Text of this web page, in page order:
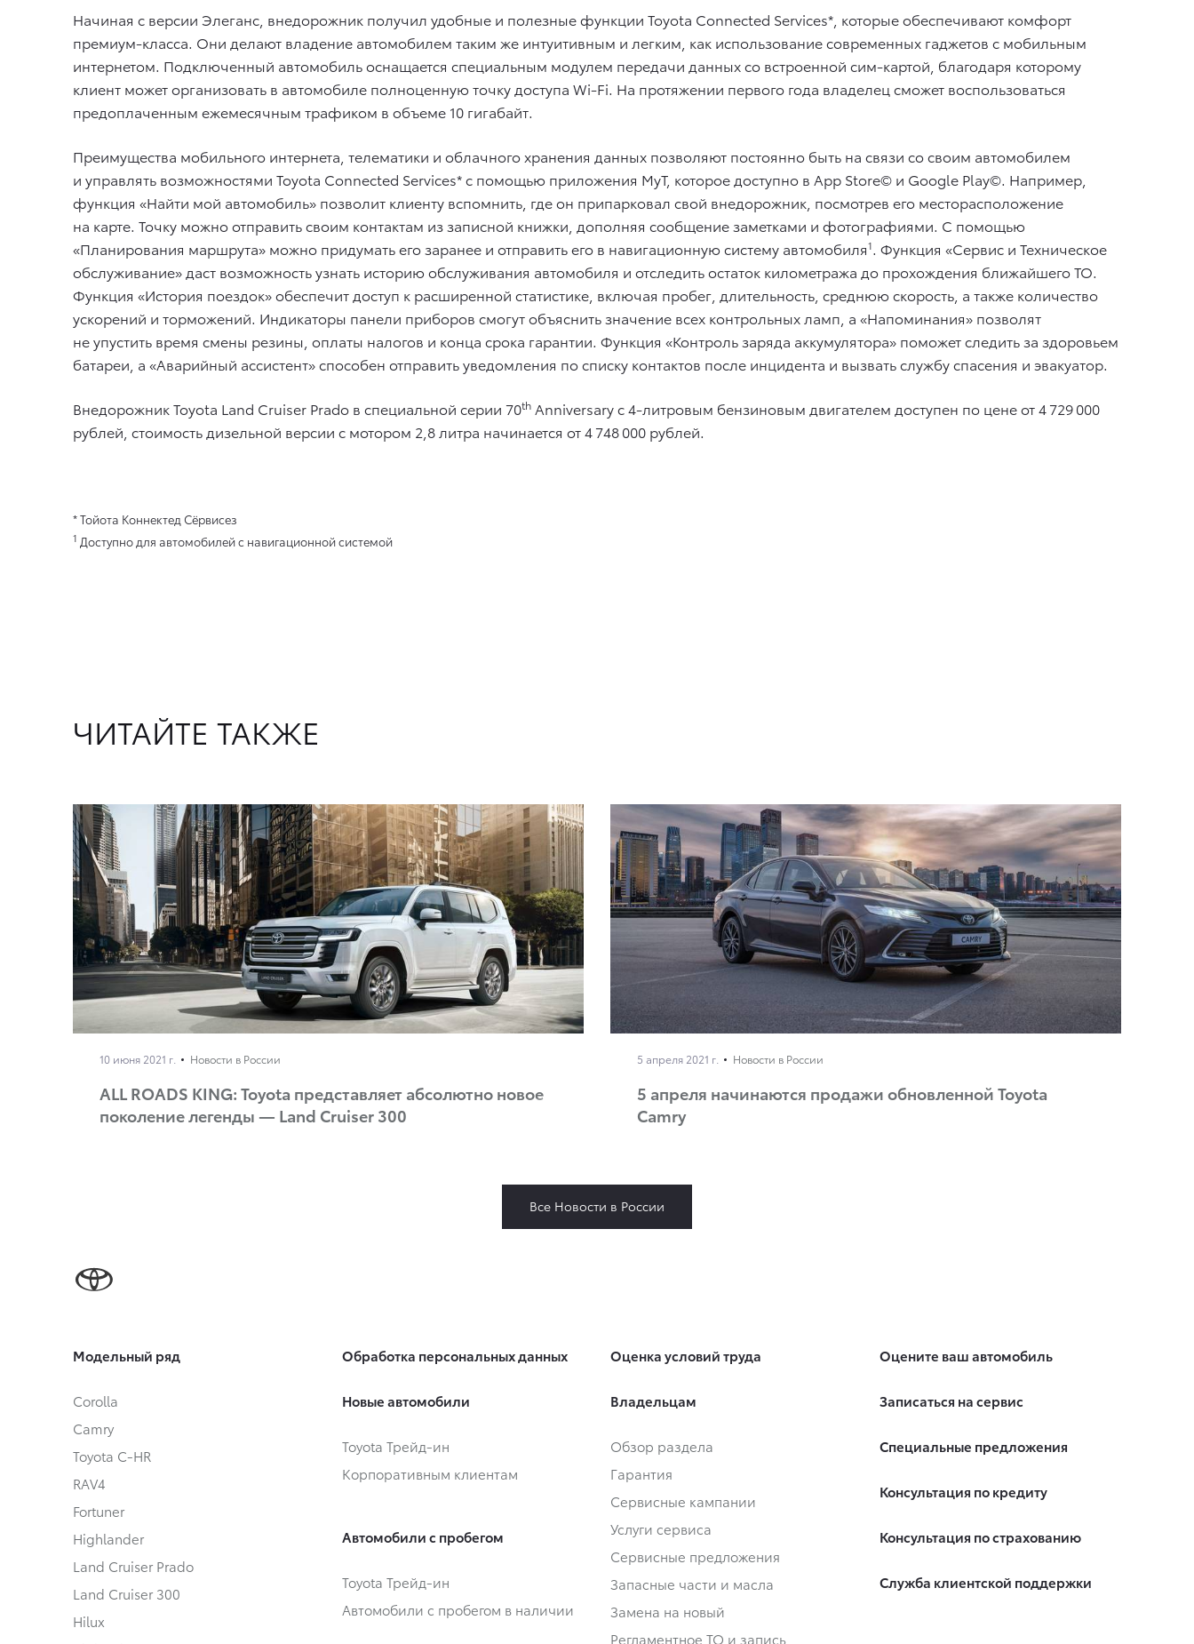
Начиная с версии Элеганс, внедорожник получил удобные и полезные функции Toyota Connected Services*, которые обеспечивают комфорт
премиум-класса. Они делают владение автомобилем таким же интуитивным и легким, как использование современных гаджетов с мобильным
интернетом. Подключенный автомобиль оснащается специальным модулем передачи данных со встроенной сим-картой, благодаря которому
клиент может организовать в автомобиле полноценную точку доступа Wi-Fi. На протяжении первого года владелец сможет воспользоваться
предоплаченным ежемесячным трафиком в объеме 10 гигабайт.
Преимущества мобильного интернета, телематики и облачного хранения данных позволяют постоянно быть на связи со своим автомобилем
и управлять возможностями Toyota Connected Services* с помощью приложения MyT, которое доступно в App Store© и Google Play©. Например,
функция «Найти мой автомобиль» позволит клиенту вспомнить, где он припарковал свой внедорожник, посмотрев его месторасположение
на карте. Точку можно отправить своим контактам из записной книжки, дополняя сообщение заметками и фотографиями. С помощью
«Планирования маршрута» можно придумать его заранее и отправить его в навигационную систему автомобиля1. Функция «Сервис и Техническое
обслуживание» даст возможность узнать историю обслуживания автомобиля и отследить остаток километража до прохождения ближайшего ТО.
Функция «История поездок» обеспечит доступ к расширенной статистике, включая пробег, длительность, среднюю скорость, а также количество
ускорений и торможений. Индикаторы панели приборов смогут объяснить значение всех контрольных ламп, а «Напоминания» позволят
не упустить время смены резины, оплаты налогов и конца срока гарантии. Функция «Контроль заряда аккумулятора» поможет следить за здоровьем
батареи, а «Аварийный ассистент» способен отправить уведомления по списку контактов после инцидента и вызвать службу спасения и эвакуатор.
Внедорожник Toyota Land Cruiser Prado в специальной серии 70th Anniversary c 4-литровым бензиновым двигателем доступен по цене от 4 729 000
рублей, стоимость дизельной версии с мотором 2,8 литра начинается от 4 748 000 рублей.
* Тойота Коннектед Сёрвисез
1 Доступно для автомобилей с навигационной системой
ЧИТАЙТЕ ТАКЖЕ
10 июня 2021 г. Новости в России
ALL ROADS KING: Toyota представляет абсолютно новое
поколение легенды — Land Cruiser 300
5 апреля 2021 г. Новости в России
5 апреля начинаются продажи обновленной Toyota
Camry
Все Новости в России
Модельный ряд
Corolla
Camry
Toyota C-HR
RAV4
Fortuner
Highlander
Land Cruiser Prado
Land Cruiser 300
Hilux
Обработка персональных данных
Новые автомобили
Toyota Трейд-ин
Корпоративным клиентам
Автомобили с пробегом
Toyota Трейд-ин
Автомобили с пробегом в наличии
Оценка условий труда
Владельцам
Обзор раздела
Гарантия
Сервисные кампании
Услуги сервиса
Сервисные предложения
Запасные части и масла
Замена на новый
Регламентное ТО и запись
Оцените ваш автомобиль
Записаться на сервис
Специальные предложения
Консультация по кредиту
Консультация по страхованию
Служба клиентской поддержки